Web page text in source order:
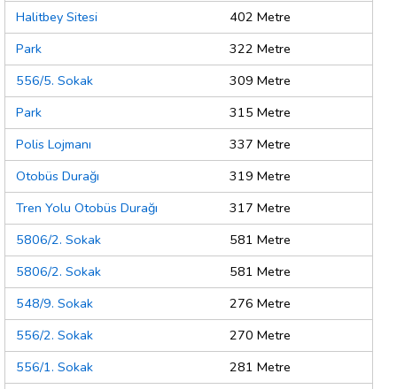
Halitbey Sitesi
402 Metre
Park
322 Metre
556/5. Sokak
309 Metre
Park
315 Metre
Polis Lojmanı
337 Metre
Otobüs Durağı
319 Metre
Tren Yolu Otobüs Durağı
317 Metre
5806/2. Sokak
581 Metre
5806/2. Sokak
581 Metre
548/9. Sokak
276 Metre
556/2. Sokak
270 Metre
556/1. Sokak
281 Metre